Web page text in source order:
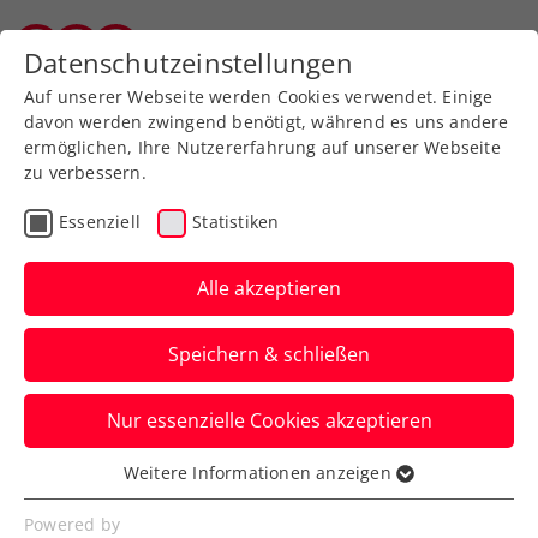
Zurück zur Newsübersicht
Turniere
Generali Open Kitzbühel:
Rodionov zieht gegen
Struff den Kürzeren
Nun kommt es beim ATP-250-Turnier in
Tirol auch im Hauptfeld zu österreichisch-
deutschen Duellen.
Verfasst von: Presseaussendung / Redaktion, 20.07.2025
Datenschutzeinstellungen
Auf unserer Webseite werden Cookies verwendet. Einige
davon werden zwingend benötigt, während es uns andere
ermöglichen, Ihre Nutzererfahrung auf unserer Webseite
zu verbessern.
Essenziell Statistiken
Alle akzeptieren
Speichern & schließen
Nur essenzielle Cookies akzeptieren
Essenziell
Essenzielle Cookies werden für grundlegende
Weitere Informationen anzeigen
Powered by